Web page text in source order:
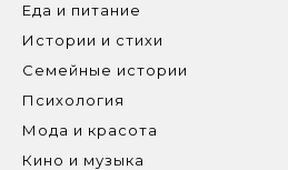
Еда и питание
Истории и стихи
Семейные истории
Психология
Мода и красота
Кино и музыка